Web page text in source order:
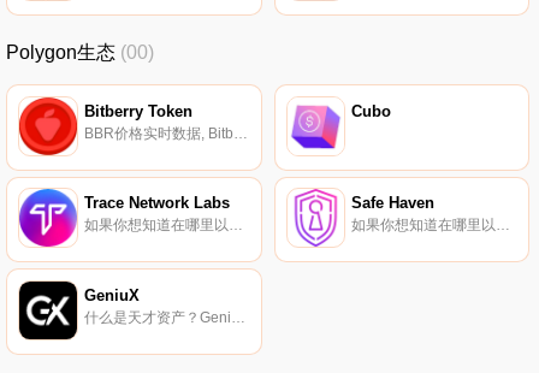
Polygon生态 (00)
Bitberry Token Cubo
Trace Network Labs
如果你想知道在哪里以当前价格购买Trace Network Labs,目前交易{Trace Network Labs]股票的顶级加密货币交易所是Gate.io、HuoTRACE和Bitbns。您可以在我们的加密货币交易所页面上找到其他列表.
Safe Haven
如果你想知道在哪里以当前价格购买Safe Haven,目前交易{Safe Haven]股票的顶级加密货币交易所是Bitrue、KuCoin、BitMart、OceanEx和Veexchange。您可以在我们的加密货币交易所页面上找到其他列表.
GeniuX
什么是天才资产？Genius Assets成立于2020年,是一家新兴公司,专注于建立世界上最大的数字化市场,基于锁定在智能合约中的代币或数字资产集合,为池本身提供必要的流动性,并创造被动奖励.